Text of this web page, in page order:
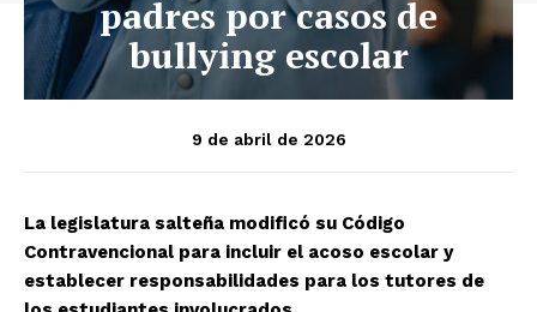
padres por casos de
bullying escolar
9 de abril de 2026
La legislatura salteña modificó su Código
Contravencional para incluir el acoso escolar y
establecer responsabilidades para los tutores de